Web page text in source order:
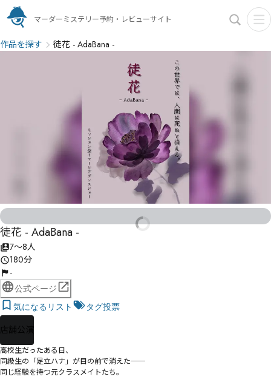
マーダーミステリー予約・レビューサイト
作品を探す 徒花 - AdaBana -
徒花 - AdaBana -
7〜8人
180分
-
公式ページ
気になるリスト
タグ投票
店舗公演
高校生だったある日、
同級生の「足立ハナ」が目の前で消えた──
同じ経験を持つ元クラスメイトたち。